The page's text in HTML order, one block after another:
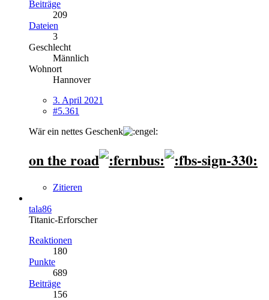
Beiträge
209
Dateien
3
Geschlecht
Männlich
Wohnort
Hannover
3. April 2021
#5.361
Wär ein nettes Geschenk
on the road
Zitieren
tala86
Titanic-Erforscher
Reaktionen
180
Punkte
689
Beiträge
156